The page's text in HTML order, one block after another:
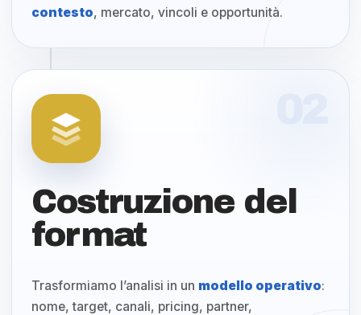
contesto, mercato, vincoli e opportunità.
Costruzione del
format
Trasformiamo l’analisi in un modello operativo:
nome, target, canali, pricing, partner,